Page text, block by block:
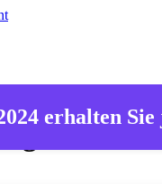
erhalten